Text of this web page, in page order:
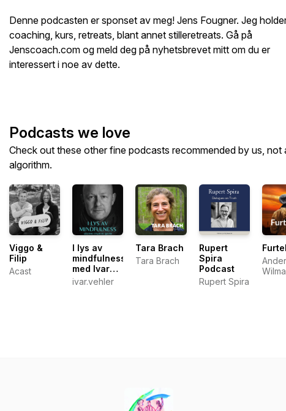
Denne podcasten er sponset av meg! Jens Fougner. Jeg
coaching, kurs, retreats, blant annet stilleretreats. Gå på
Jenscoach.com og meld deg på nyhetsbrevet mitt om du er
interessert i noe av dette.
Podcasts we love
Check out these other fine podcasts recommended by us, not
algorithm.
Viggo &
Filip
Acast
I lys av
mindfulness
med Ivar
Vehler og
ivar.vehler
Tara Brach
Tara Brach
Rupert
Spira
Podcast
Rupert Spira